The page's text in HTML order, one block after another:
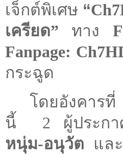
เจ็กต์พิเศษ “
เครียด” ทาง
Fanpage:
กระฉูด
โดยอังคารที่
นี้
2 ผู้ประก
หนุ่ม-อนุวัต และ